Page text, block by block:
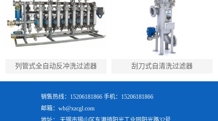
列管式全自动反冲洗过滤器 刮刀式自清洗过滤器
销售热线：15206181866 手机：15206181866
邮箱：wb@xzcgl.com